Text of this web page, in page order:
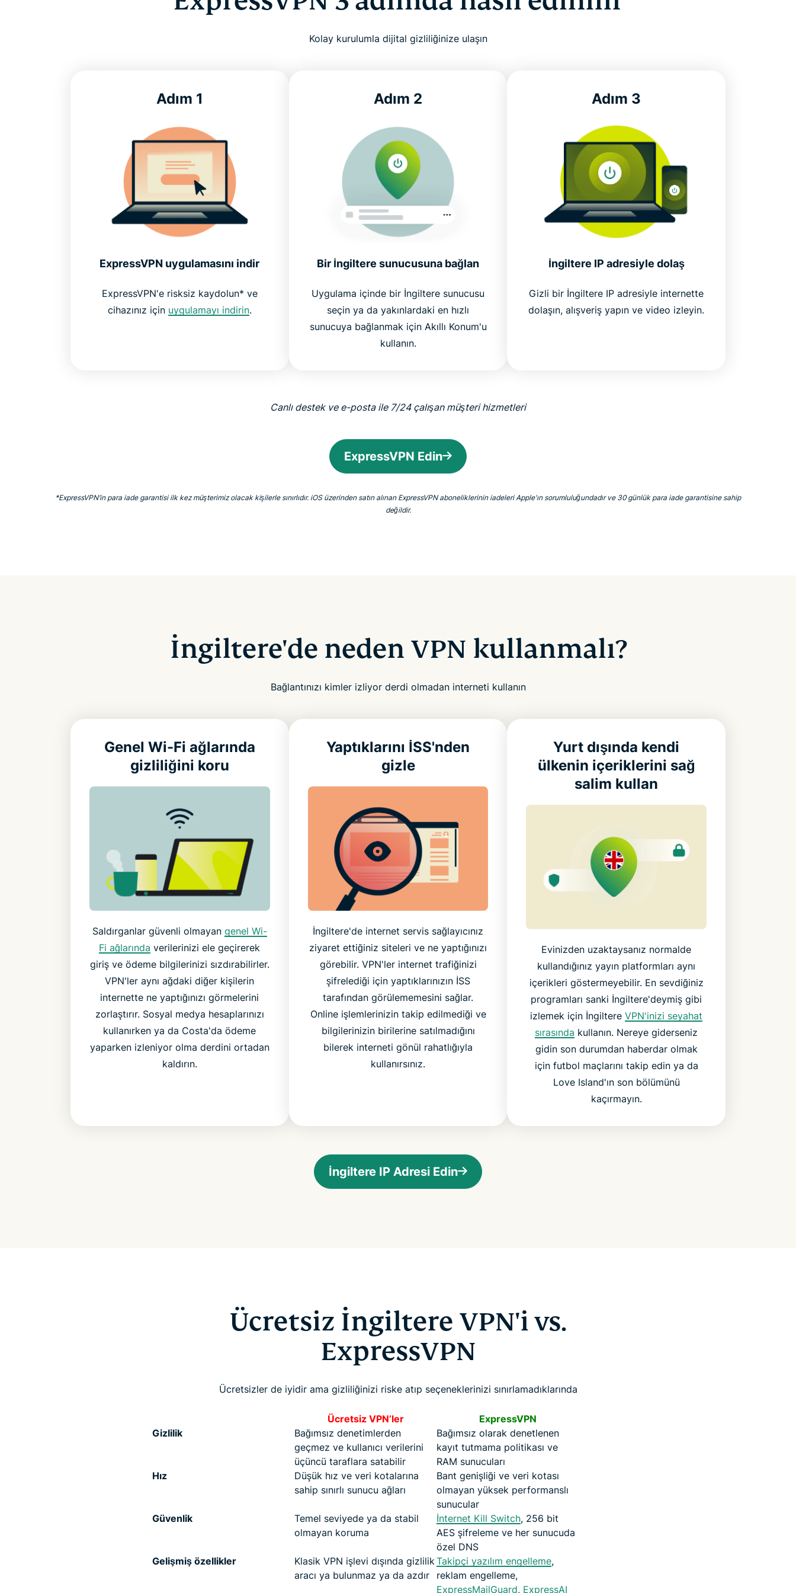
Kolay kurulumla dijital gizliliğinize ulaşın
Adım 1
ExpressVPN uygulamasını indir
ExpressVPN'e risksiz kaydolun* ve
cihazınız için uygulamayı indirin.
Adım 2
Bir İngiltere sunucusuna bağlan
Uygulama içinde bir İngiltere sunucusu
seçin ya da yakınlardaki en hızlı
sunucuya bağlanmak için Akıllı Konum'u
kullanın.
Adım 3
İngiltere IP adresiyle dolaş
Gizli bir İngiltere IP adresiyle internette
dolaşın, alışveriş yapın ve video izleyin.
Canlı destek ve e-posta ile 7/24 çalışan müşteri hizmetleri
ExpressVPN Edin
*ExpressVPN’in para iade garantisi ilk kez müşterimiz olacak kişilerle sınırlıdır. iOS üzerinden satın alınan ExpressVPN aboneliklerinin iadeleri Apple'ın sorumluluğundadır ve 30 günlük para iade garantisine sahip
değildir.
İngiltere'de neden VPN kullanmalı?
Bağlantınızı kimler izliyor derdi olmadan interneti kullanın
Genel Wi-Fi ağlarında
gizliliğini koru
Saldırganlar güvenli olmayan genel Wi-
Fi ağlarında verilerinizi ele geçirerek
giriş ve ödeme bilgilerinizi sızdırabilirler.
VPN'ler aynı ağdaki diğer kişilerin
internette ne yaptığınızı görmelerini
zorlaştırır. Sosyal medya hesaplarınızı
kullanırken ya da Costa'da ödeme
yaparken izleniyor olma derdini ortadan
kaldırın.
Yaptıklarını İSS'nden
gizle
İngiltere'de internet servis sağlayıcınız
ziyaret ettiğiniz siteleri ve ne yaptığınızı
görebilir. VPN'ler internet trafiğinizi
şifrelediği için yaptıklarınızın İSS
tarafından görülememesini sağlar.
Online işlemlerinizin takip edilmediği ve
bilgilerinizin birilerine satılmadığını
bilerek interneti gönül rahatlığıyla
kullanırsınız.
Yurt dışında kendi
ülkenin içeriklerini sağ
salim kullan
Evinizden uzaktaysanız normalde
kullandığınız yayın platformları aynı
içerikleri göstermeyebilir. En sevdiğiniz
programları sanki İngiltere'deymiş gibi
izlemek için İngiltereVPN'inizi seyahat
sırasında kullanın. Nereye giderseniz
gidin son durumdan haberdar olmak
için futbol maçlarını takip edin ya da
Love Island'ın son bölümünü
kaçırmayın.
İngiltere IP Adresi Edin
Ücretsiz İngiltere VPN'i vs.
ExpressVPN
Ücretsizler de iyidir ama gizliliğinizi riske atıp seçeneklerinizi sınırlamadıklarında
Ücretsiz VPN’ler
ExpressVPN
Gizlilik
Bağımsız denetimlerden
geçmez ve kullanıcı verilerini
üçüncü taraflara satabilir
Bağımsız olarak denetlenen
kayıt tutmama politikası ve
RAM sunucuları
Hız
Düşük hız ve veri kotalarına
sahip sınırlı sunucu ağları
Bant genişliği ve veri kotası
olmayan yüksek performanslı
sunucular
Güvenlik
Temel seviyede ya da stabil
olmayan koruma
İnternet Kill Switch, 256 bit
AES şifreleme ve her sunucuda
özel DNS
Gelişmiş özellikler
Klasik VPN işlevi dışında gizlilik
aracı ya bulunmaz ya da azdır
Takipçi yazılım engelleme,
reklam engelleme,
ExpressMailGuard, ExpressAI